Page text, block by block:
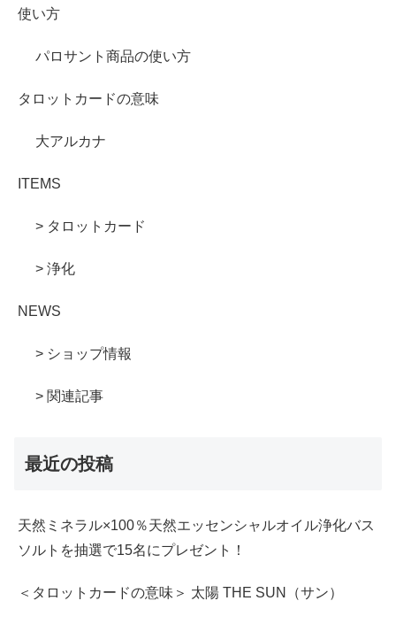
使い方
パロサント商品の使い方
タロットカードの意味
大アルカナ
ITEMS
> タロットカード
> 浄化
NEWS
> ショップ情報
> 関連記事
最近の投稿
天然ミネラル×100％天然エッセンシャルオイル浄化バス
ソルトを抽選で15名にプレゼント！
＜タロットカードの意味＞ 太陽 THE SUN（サン）